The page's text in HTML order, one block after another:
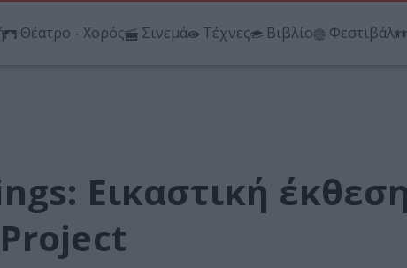
Θέατρο - Χορός Σινεμά Τέχνες Βιβλίο Φεστιβάλ
Εικαστική έκθεση